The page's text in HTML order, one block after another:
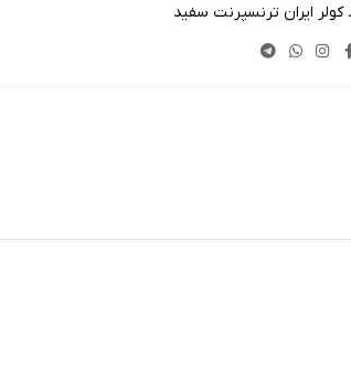
کولر ایران ترنسپرنت سفید